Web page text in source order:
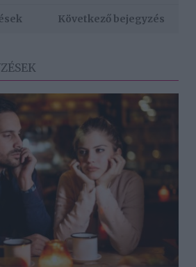
Következő bejegyzés